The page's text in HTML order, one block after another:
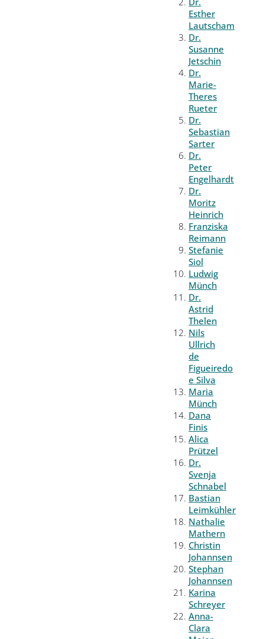
Esther
Lautscham
Dr.
Susanne
Jetschin
Dr.
Marie-
Theres
Rueter
Dr.
Sebastian
Sarter
Dr.
Peter
Engelhardt
Dr.
Moritz
Heinrich
Franziska
Reimann
Stefanie
Siol
Ludwig
Münch
Dr.
Astrid
Thelen
Nils
Ullrich
de
Figueiredo
e Silva
Maria
Münch
Dana
Finis
Alica
Prützel
Dr.
Svenja
Schnabel
Bastian
Leimkühler
Nathalie
Mathern
Christin
Johannsen
Stephan
Johannsen
Karina
Schreyer
Anna-
Clara